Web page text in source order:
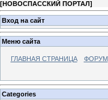
[НОВОСПАССКИЙ ПОРТАЛ]
Вход на сайт
Меню сайта
ГЛАВНАЯ СТРАНИЦА ФОРУМ
Categories